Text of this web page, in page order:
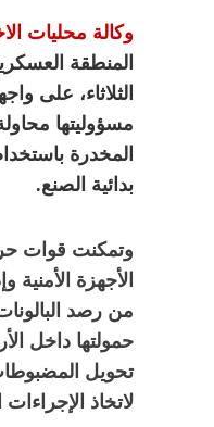
وكالة محليات
المنطقة
الثلاثاء، على
مسؤوليتها
المخدرة
بدائية الصنع.
وتمكنت قوات
الأجهزة
من رصد
حمولتها داخل
تحويل
لاتخاذ الإجراءات